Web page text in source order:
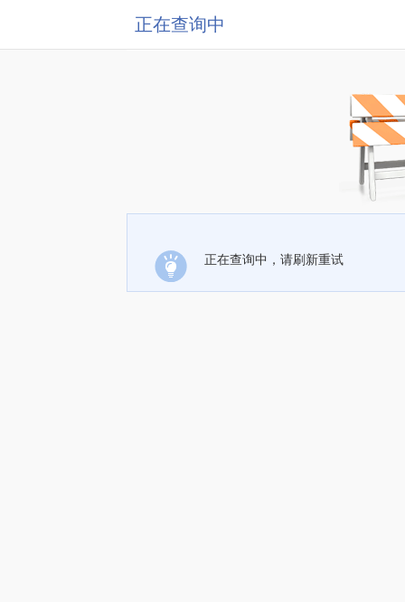
正在查询中
正在查询中，请刷新重试